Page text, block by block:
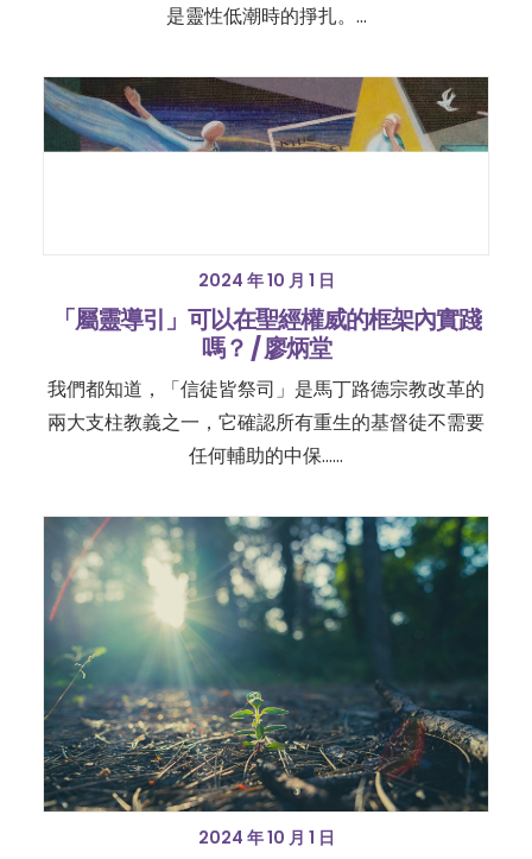
是靈性低潮時的掙扎。…
2024 年 10 月 1 日
「屬靈導引」可以在聖經權威的框架內實踐
嗎？ / 廖炳堂
我們都知道，「信徒皆祭司」是馬丁路德宗教改革的
兩大支柱教義之一，它確認所有重生的基督徒不需要
任何輔助的中保……
2024 年 10 月 1 日